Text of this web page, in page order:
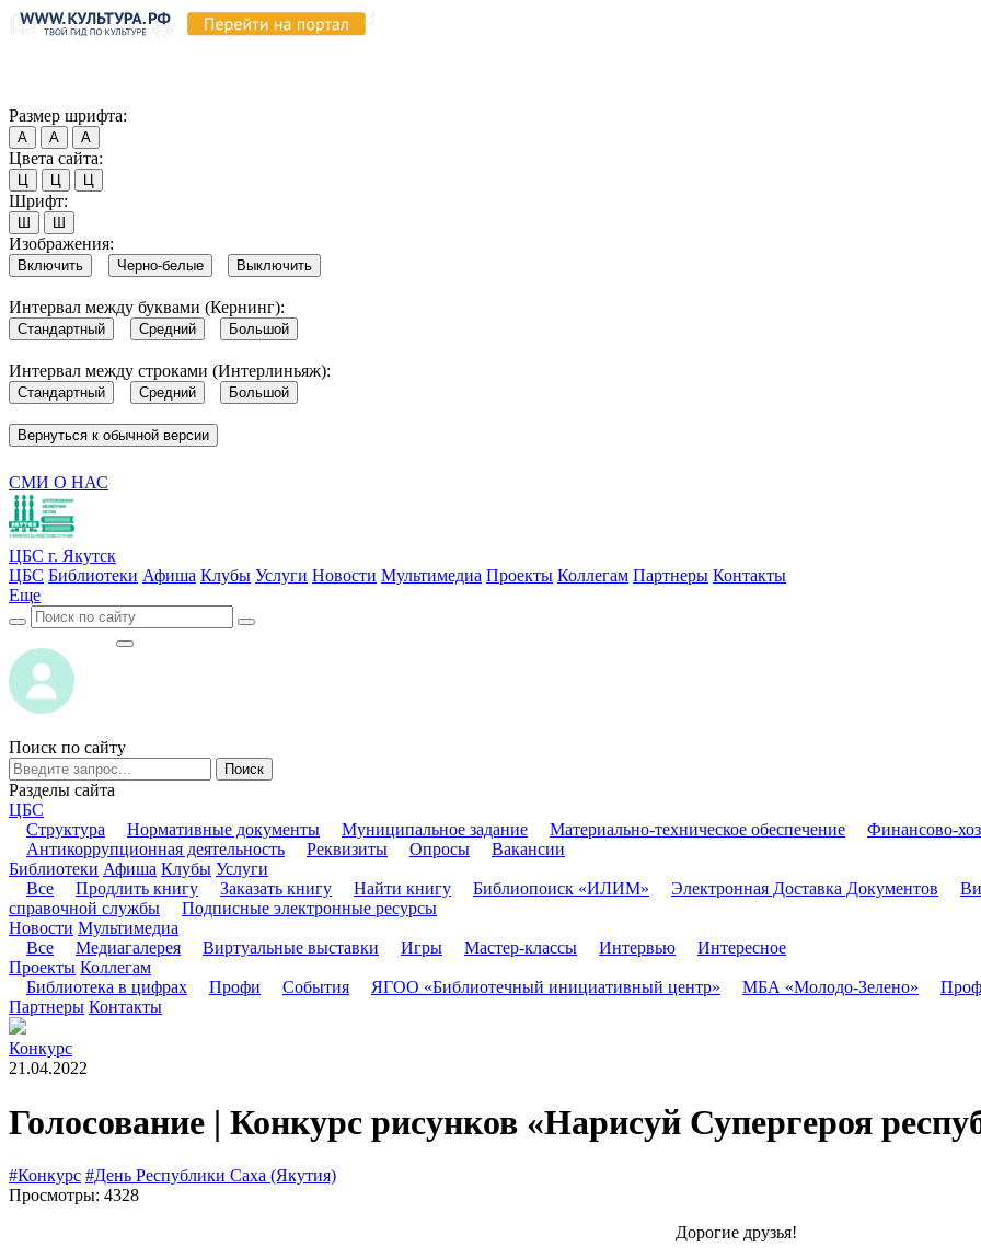
Размер шрифта:
А А А
Цвета сайта:
Ц Ц Ц
Шрифт:
Ш Ш
Изображения:
Включить Черно-белые Выключить
Интервал между буквами (Кернинг):
Стандартный Средний Большой
Интервал между строками (Интерлиньяж):
Стандартный Средний Большой
Вернуться к обычной версии
СМИ О НАС
ЦБС г. Якутск
ЦБС Библиотеки Афиша Клубы Услуги Новости Мультимедиа Проекты Коллегам Партнеры Контакты
Еще
Поиск по сайту
Поиск
Разделы сайта
ЦБС
Структура
Нормативные документы Муниципальное задание Материально-техническое обеспечение Финансово-
Антикоррупционная деятельность
Реквизиты Опросы
Вакансии
Библиотеки Афиша Клубы Услуги
Все
Продлить книгу Заказать книгу Найти книгу Библиопоиск «ИЛИМ» Электронная Доставка Документов
справочной службы
Подписные электронные ресурсы
Новости Мультимедиа
Все
Медиагалерея Виртуальные выставки Игры Мастер-классы Интервью
Интересное
Проекты Коллегам
Библиотека в цифрах
Профи События ЯГОО «Библиотечный инициативный центр» МБА «Молодо-Зелено»
Партнеры Контакты
Конкурс
21.04.2022
Голосование | Конкурс рисунков «Нарисуй Супергероя
#Конкурс #День Республики Саха (Якутия)
Просмотры: 4328
Дорогие друзья!